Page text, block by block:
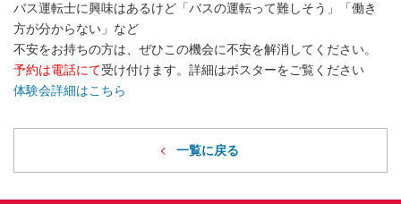
バス運転士に興味はあるけど「バスの運転って難しそう」「働き
方が分からない」など
不安をお持ちの方は、ぜひこの機会に不安を解消してください。
予約は電話にて受け付けます。詳細はポスターをご覧ください
体験会詳細はこちら
一覧に戻る